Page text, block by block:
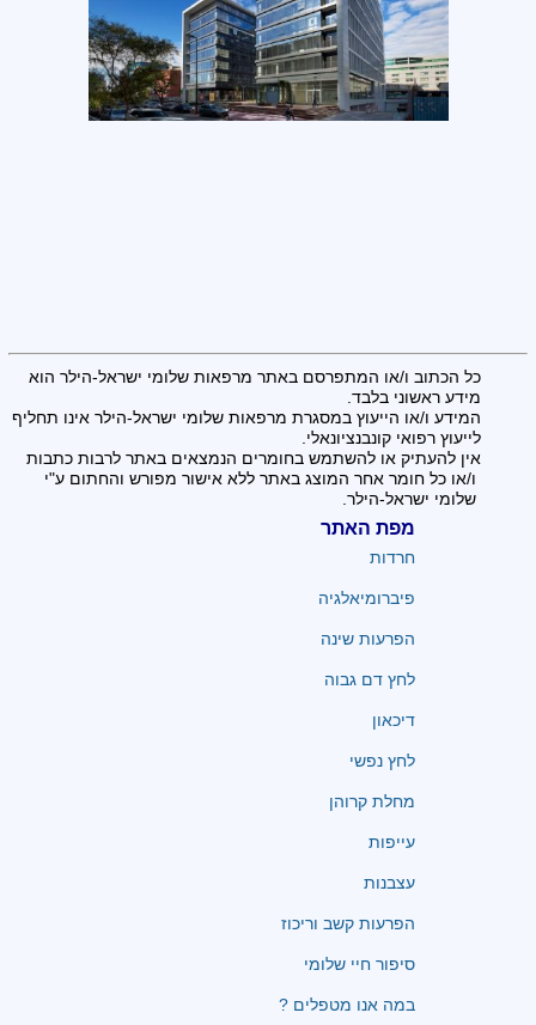
כל הכתוב ו/או המתפרסם באתר מרפאות שלומי ישראל-הילר הוא
מידע ראשוני בלבד.
המידע ו/או הייעוץ במסגרת מרפאות שלומי ישראל-הילר אינו תחליף
לייעוץ רפואי קונבנציונאלי.
אין להעתיק או להשתמש בחומרים הנמצאים באתר לרבות כתבות
ו/או כל חומר אחר המוצג באתר ללא אישור מפורש והחתום ע"י
שלומי ישראל-הילר.
מפת האתר
חרדות
פיברומיאלגיה
הפרעות שינה
לחץ דם גבוה
דיכאון
לחץ נפשי
מחלת קרוהן
עייפות
עצבנות
הפרעות קשב וריכוז
סיפור חיי שלומי
במה אנו מטפלים ?